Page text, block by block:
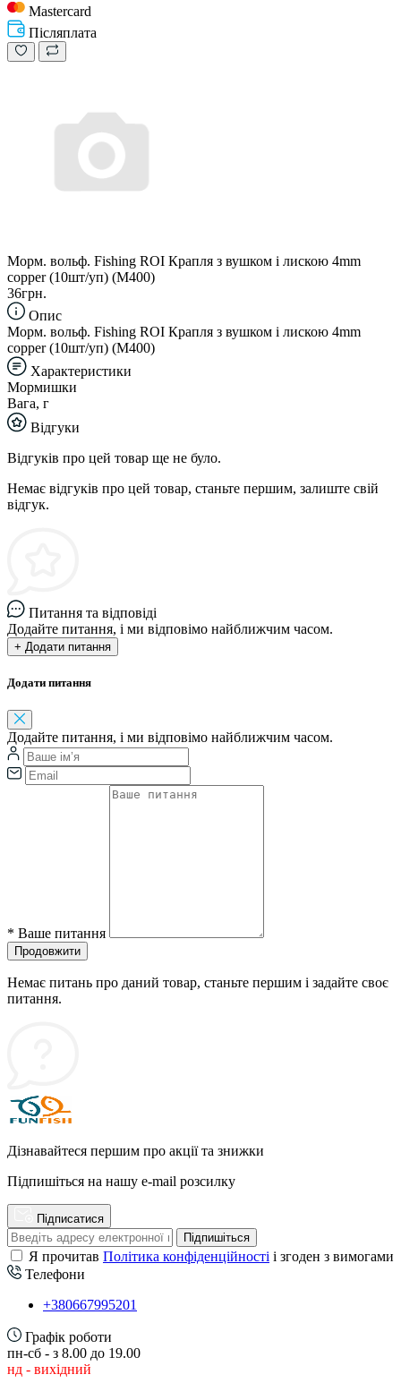
Mastercard
Післяплата
Морм. вольф. Fishing ROI Крапля з вушком і лискою 4mm
copper (10шт/уп) (M400)
36грн.
Опис
Морм. вольф. Fishing ROI Крапля з вушком і лискою 4mm
copper (10шт/уп) (M400)
Характеристики
Мормишки
Вага, г
Відгуки
Відгуків про цей товар ще не було.
Немає відгуків про цей товар, станьте першим, залиште свій
відгук.
Питання та відповіді
Додайте питання, і ми відповімо найближчим часом.
+ Додати питання
Додати питання
Додайте питання, і ми відповімо найближчим часом.
* Ваше питання
Продовжити
Немає питань про даний товар, станьте першим і задайте своє
питання.
Дізнавайтеся першим про акції та знижки
Підпишіться на нашу e-mail розсилку
Підписатися
Підпишіться
Я прочитав Політика конфіденційності і згоден з вимогами
Телефони
+380667995201
Графік роботи
пн-сб - з 8.00 до 19.00
нд - вихідний